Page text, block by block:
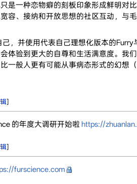
是一种恋物癖的刻板印象形成鲜明对
容、接纳和开放思想的社区互动，与
己，并使用代表自己理想化版本的
体验到更大的自尊和生活满意度。我
一般人更有可能从事病态形式的幻想
]
的年度大调研开始啦 https://
]
furscience.com